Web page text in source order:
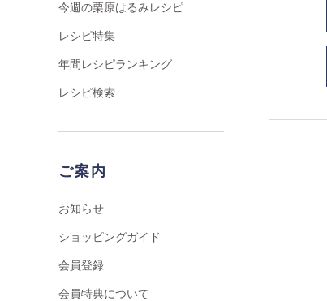
今週の栗原はるみレシピ
レシピ特集
年間レシピランキング
レシピ検索
ご案内
お知らせ
ショッピングガイド
会員登録
会員特典について